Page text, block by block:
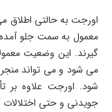
اورجت به حالتی اطلاق
معمول به سمت جلو
گیرند. این وضعیت
می شود و می تواند منجر
شود. اورجت علاوه بر
جویدنی و حتی اختلالات